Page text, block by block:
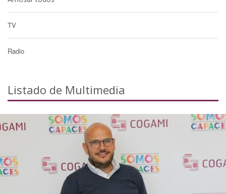
TV
Radio
Listado de Multimedia